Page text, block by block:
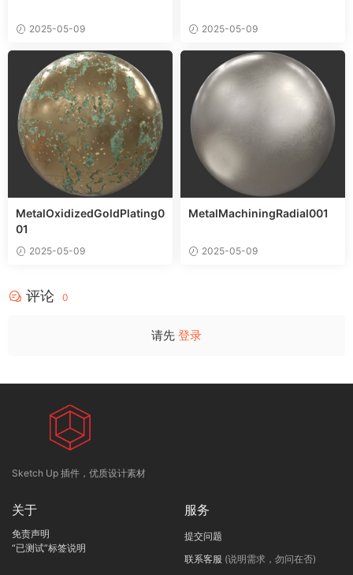
2025-05-09 2025-05-09
MetalOxidizedGoldPlating0
01
2025-05-09
MetalMachiningRadial001
2025-05-09
评论 0
请先 登录
Sketch Up 插件，优质设计素材
关于
免责声明
“已测试”标签说明
服务
提交问题
联系客服 (说明需求，勿问在否)